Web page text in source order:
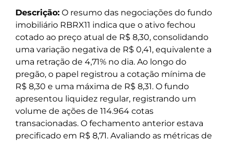
Descrição: O resumo das negociações do fundo
imobiliário RBRX11 indica que o ativo fechou
cotado ao preço atual de R$ 8,30, consolidando
uma variação negativa de R$ 0,41, equivalente a
uma retração de 4,71% no dia. Ao longo do
pregão, o papel registrou a cotação mínima de
R$ 8,30 e uma máxima de R$ 8,31. O fundo
apresentou liquidez regular, registrando um
volume de ações de 114.964 cotas
transacionadas. O fechamento anterior estava
precificado em R$ 8,71. Avaliando as métricas de